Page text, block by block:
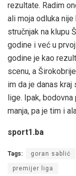
rezultate. Radim
ali moja odluka
stručnjak na klupu
godine i već u
godine je kao
scenu, a
im da je danas
lige. Ipak,
manja, pa je tim i
sport1.ba
Tags: goran sablić
premijer liga